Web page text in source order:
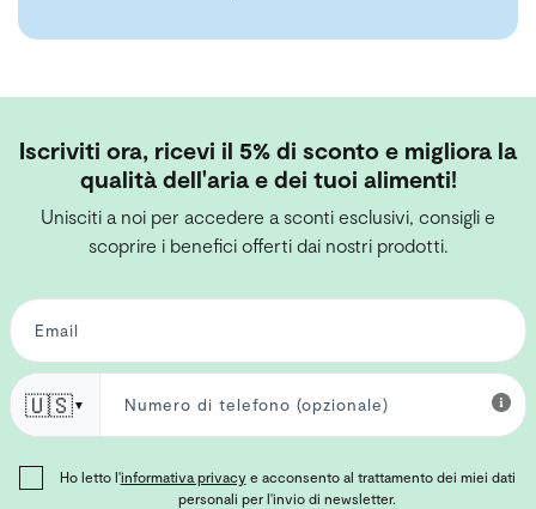
Iscriviti ora, ricevi il 5% di sconto e migliora la
qualità dell'aria e dei tuoi alimenti!
Unisciti a noi per accedere a sconti esclusivi, consigli e
scoprire i benefici offerti dai nostri prodotti.
🇺🇸▼
Ho letto l'informativa privacye acconsento al trattamento dei miei dati
personali per l'invio di newsletter.